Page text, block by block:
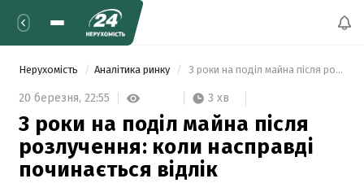
Нерухомість Аналітика ринку 3 роки на поділ майна після розлучення: коли насправді починається відлік
20 березня, 22:55 3 хв
3 роки на поділ майна після
розлучення: коли насправді
починається відлік